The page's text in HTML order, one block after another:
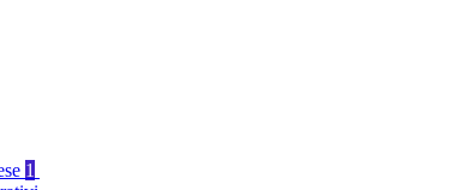
1